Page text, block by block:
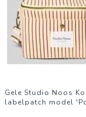
Gele Studio Noos
labelpatch model